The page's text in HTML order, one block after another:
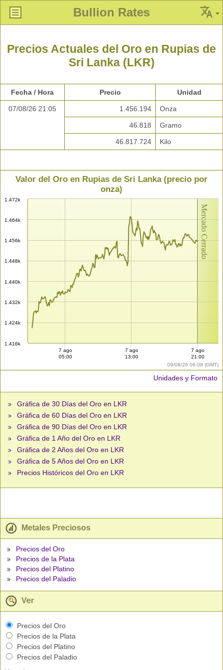
Bullion Rates
Precios Actuales del Oro en Rupias de
Sri Lanka (LKR)
Fecha / Hora Precio Unidad
07/08/26 21:05 1.456.194 Onza
46.818 Gramo
46.817.724 Kilo
Mercado Cerrado
09/08/26 06:08 (GMT)
Valor del Oro en Rupias de Sri Lanka (precio por
onza)
1.416k
1.424k
1.432k
1.440k
1.448k
1.456k
1.464k
1.472k
7 ago
05:00
7 ago
13:00
7 ago
21:00
Unidades y Formato
Gráfica de 30 Días del Oro en LKR
Gráfica de 60 Días del Oro en LKR
Gráfica de 90 Días del Oro en LKR
Gráfica de 1 Año del Oro en LKR
Gráfica de 2 Años del Oro en LKR
Gráfica de 5 Años del Oro en LKR
Precios Históricos del Oro en LKR
Metales Preciosos
Precios del Oro
Precios de la Plata
Precios del Platino
Precios del Paladio
Ver
Precios del Oro
Precios de la Plata
Precios del Platino
Precios del Paladio